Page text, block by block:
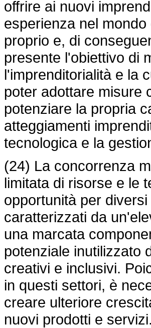
offrire ai nuovi
esperienza nel
proprio e, di
presente l'obiettivo di
l'imprenditorialità e la
poter adottare misure
potenziare la propria
atteggiamenti
tecnologica e la
(24) La concorrenza
limitata di risorse e le
opportunità per
caratterizzati da
una marcata
potenziale inutilizzato
creativi e inclusivi.
in questi settori, è
creare ulteriore
nuovi prodotti e servizi.